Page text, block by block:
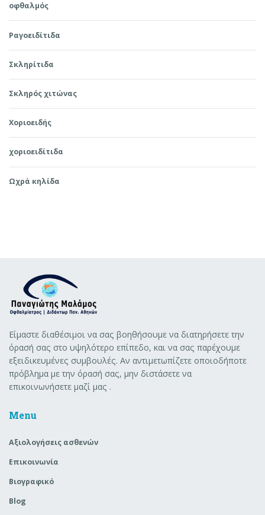
οφθαλμός
Ραγοειδίτιδα
Σκληρίτιδα
Σκληρός χιτώνας
Χοριοειδής
χοριοειδίτιδα
Ωχρά κηλίδα
Είμαστε διαθέσιμοι να σας βοηθήσουμε να διατηρήσετε την
όρασή σας στο υψηλότερο επίπεδο, και να σας παρέχουμε
εξειδικευμένες συμβουλές. Αν αντιμετωπίζετε οποιοδήποτε
πρόβλημα με την όρασή σας, μην διστάσετε να
επικοινωνήσετε μαζί μας .
Menu
Aξιολογήσεις ασθενών
Επικοινωνία
Βιογραφικό
Blog